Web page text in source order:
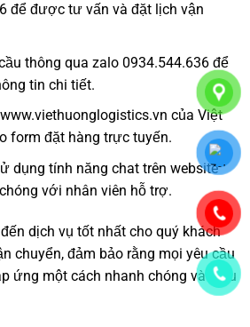
để được tư vấn và đặt lịch vận
thông qua zalo 0934.544.636 để
tin chi tiết.
www.viethuonglogistics.vn của Việt
form đặt hàng trực tuyến.
dụng tính năng chat trên website
với nhân viên hỗ trợ.
dịch vụ tốt nhất cho quý khách
chuyển, đảm bảo rằng mọi yêu cầu
ứng một cách nhanh chóng và hiệu